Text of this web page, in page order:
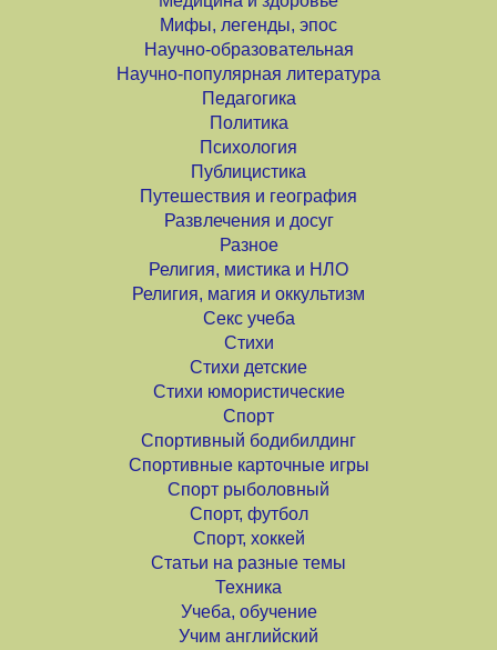
Мифы, легенды, эпос
Научно-образовательная
Научно-популярная литература
Педагогика
Политика
Психология
Публицистика
Путешествия и география
Развлечения и досуг
Разное
Религия, мистика и НЛО
Религия, магия и оккультизм
Секс учеба
Стихи
Стихи детские
Стихи юмористические
Спорт
Спортивный бодибилдинг
Спортивные карточные игры
Спорт рыболовный
Спорт, футбол
Спорт, хоккей
Статьи на разные темы
Техника
Учеба, обучение
Учим английский